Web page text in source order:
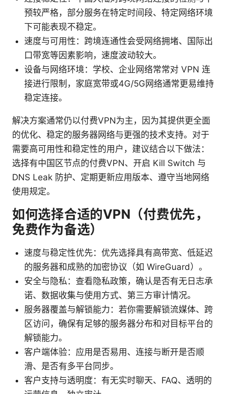
预较严格，部分服务在特定时间段、特定网络环境
下可能表现不稳定。
速度与可用性：跨境连通性会受网络拥堵、国际出
口带宽等因素影响，速度波动较大。
设备与网络环境：学校、企业网络常常对 VPN 连
接进行限制，家庭宽带或4G/5G网络通常更易维持
稳定连接。
解决方案通常仍以付费VPN为主，因为其提供更全面
的优化、稳定的服务器网络与更强的技术支持。对于
需要高可用性和稳定性的用户，建议结合以下做法：
选择有中国区节点的付费VPN、开启 Kill Switch 与
DNS Leak 防护、定期更新应用版本、遵守当地网络
使用规定。
如何选择合适的VPN（付费优先，
免费作为备选）
速度与稳定性优先：优先选择具有高带宽、低延迟
的服务器和成熟的加密协议（如 WireGuard）。
安全与隐私：查看隐私政策，确认是否有无日志承
诺、数据收集与使用方式、第三方审计情况。
服务器覆盖与解锁能力：若你需要解锁流媒体、跨
区访问，确保有足够的服务器分布和对目标平台的
解锁能力。
客户端体验：应用是否易用、连接与断开是否顺
滑、是否有多平台同步。
客户支持与透明度：有无实时聊天、FAQ、透明的